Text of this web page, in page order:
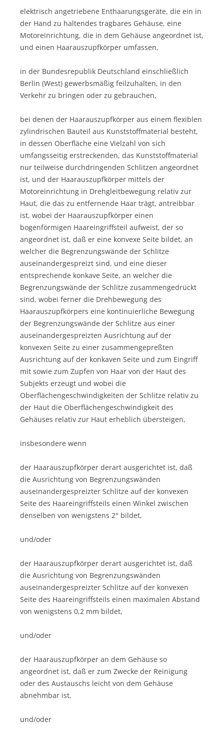
elektrisch angetriebene Enthaarungsgeräte, die ein in
der Hand zu haltendes tragbares Gehäuse, eine
Motoreinrichtung, die in dem Gehäuse angeordnet ist,
und einen Haarauszupfkörper umfassen,
in der Bundesrepublik Deutschland einschließlich
Berlin (West) gewerbsmäßig feilzuhalten, in den
Verkehr zu bringen oder zu gebrauchen,
bei denen der Haarauszupfkörper aus einem flexiblen
zylindrischen Bauteil aus Kunststoffmaterial besteht,
in dessen Oberfläche eine Vielzahl von sich
umfangsseitig erstreckenden, das Kunststoffmaterial
nur teilweise durchdringenden Schlitzen angeordnet
ist, und der Haarauszupfkörper mittels der
Motoreinrichtung in Drehgleitbewegung relativ zur
Haut, die das zu entfernende Haar trägt, antreibbar
ist, wobei der Haarauszupfkörper einen
bogenförmigen Haareingriffsteil aufweist, der so
angeordnet ist, daß er eine konvexe Seite bildet, an
welcher die Begrenzungswände der Schlitze
auseinandergespreizt sind, und eine dieser
entsprechende konkave Seite, an welcher die
Begrenzungswände der Schlitze zusammengedrückt
sind, wobei ferner die Drehbewegung des
Haarauszupfkörpers eine kontinuierliche Bewegung
der Begrenzungswände der Schlitze aus einer
auseinandergespreizten Ausrichtung auf der
konvexen Seite zu einer zusammengepreßten
Ausrichtung auf der konkaven Seite und zum Eingriff
mit sowie zum Zupfen von Haar von der Haut des
Subjekts erzeugt und wobei die
Oberflächengeschwindigkeiten der Schlitze relativ zu
der Haut die Oberflächengeschwindigkeit des
Gehäuses relativ zur Haut erheblich übersteigen,
insbesondere wenn
der Haarauszupfkörper derart ausgerichtet ist, daß
die Ausrichtung von Begrenzungswänden
auseinandergespreizter Schlitze auf der konvexen
Seite des Haareingriffsteils einen Winkel zwischen
denselben von wenigstens 2° bildet,
und/oder
der Haarauszupfkörper derart ausgerichtet ist, daß
die Ausrichtung von Begrenzungswänden
auseinandergespreizter Schlitze auf der konvexen
Seite des Haareingriffsteils einen maximalen Abstand
von wenigstens 0,2 mm bildet,
und/oder
der Haarauszupfkörper an dem Gehäuse so
angeordnet ist, daß er zum Zwecke der Reinigung
oder des Austauschs leicht von dem Gehäuse
abnehmbar ist,
und/oder